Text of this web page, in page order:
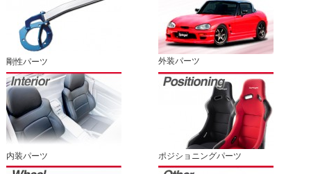
剛性パーツ 外装パーツ
内装パーツ ポジショニングパーツ